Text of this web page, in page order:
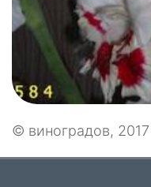
© виноградов, 2017